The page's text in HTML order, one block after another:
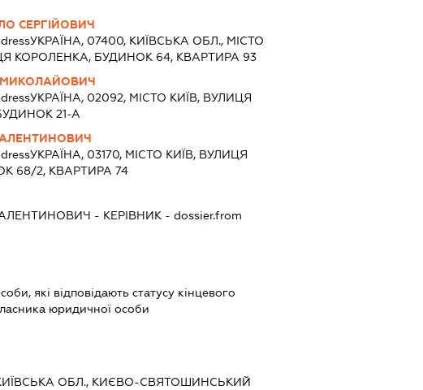
СЕРГІЙОВИЧ
УКРАЇНА, 07400, КИЇВСЬКА ОБЛ., МІСТО
КОРОЛЕНКА, БУДИНОК 64, КВАРТИРА 93
УКРАЇНА, 02092, МІСТО КИЇВ, ВУЛИЦЯ
21-А
УКРАЇНА, 03170, МІСТО КИЇВ, ВУЛИЦЯ
68/2, КВАРТИРА 74
- КЕРІВНИК - dossier.from
які відповідають статусу кінцевого
юридичної особи
КИЇВСЬКА ОБЛ., КИЄВО-СВЯТОШИНСЬКИЙ